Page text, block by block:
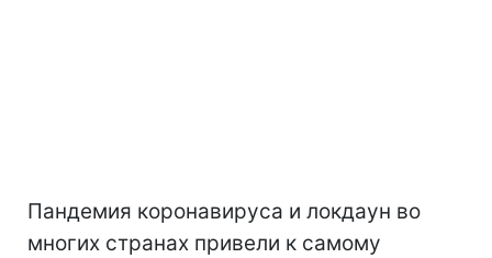
Пандемия коронавируса и локдаун во
многих странах привели к самому